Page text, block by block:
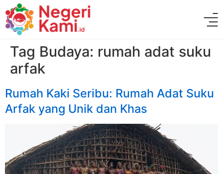
Tag Budaya: rumah adat suku
arfak
Rumah Kaki Seribu: Rumah Adat Suku
Arfak yang Unik dan Khas